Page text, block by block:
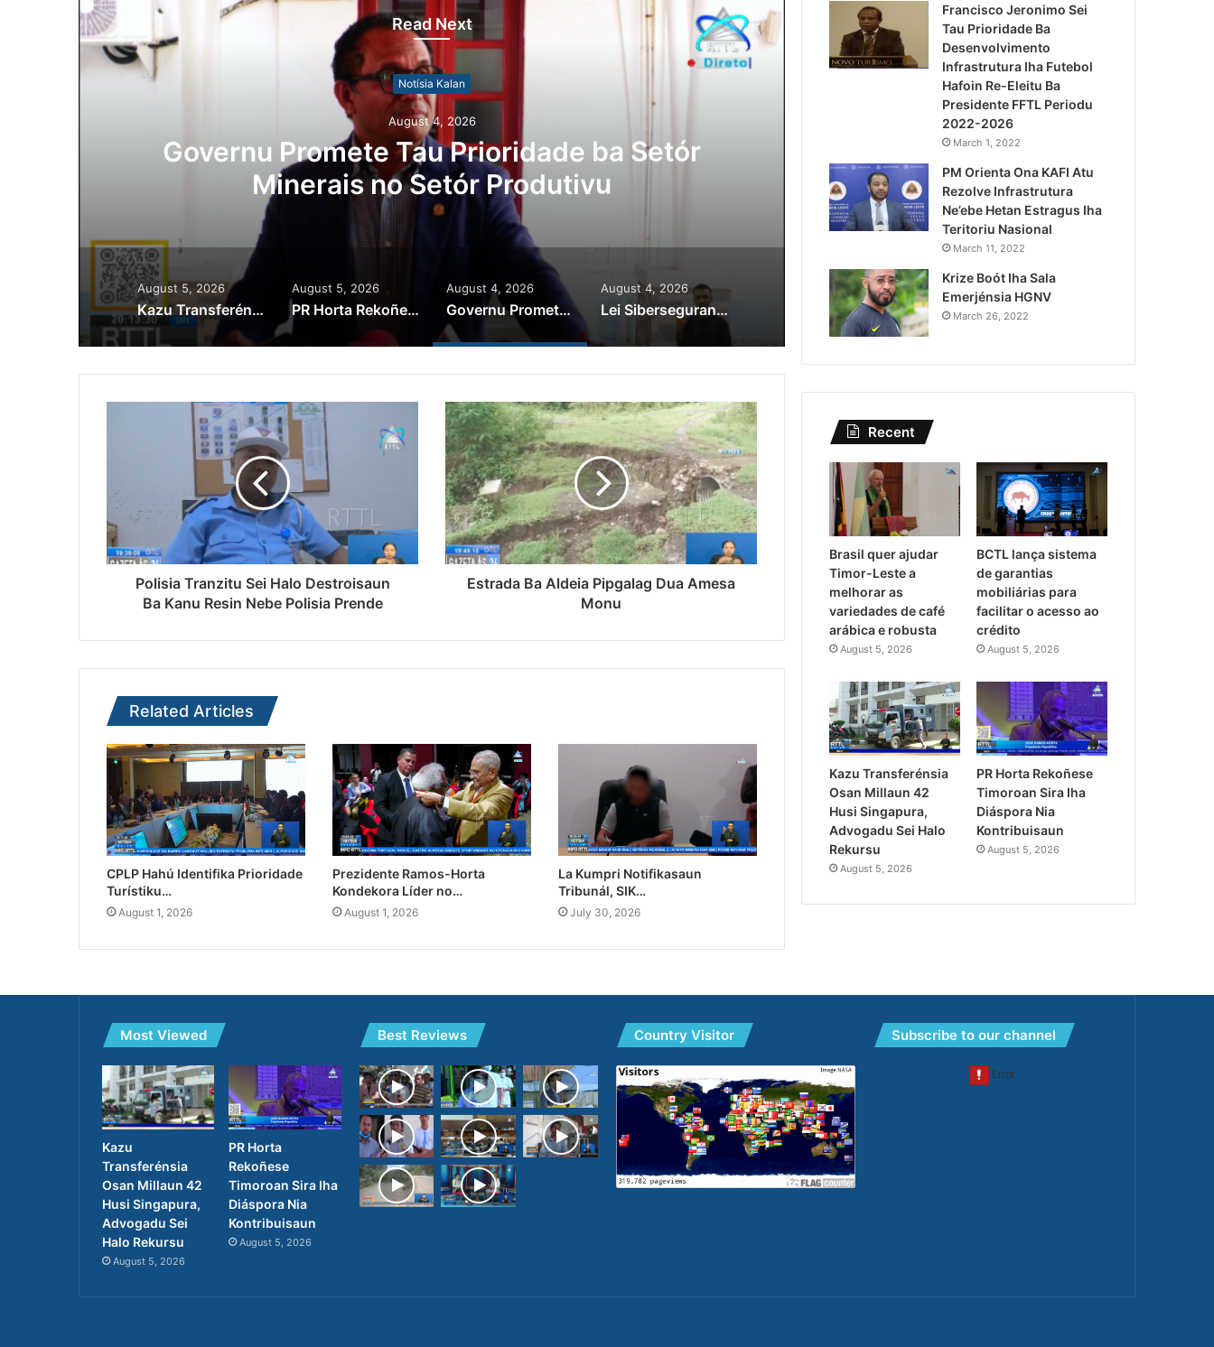
Read Next
Notísia Kalan
August 4, 2026
Governu Promete Tau Prioridade ba Setór
Minerais no Setór Produtivu
Lei Siberseguransa Ajuda
Kaptura Autór Kriminozu
Estranjeiru
August 5, 2026
Kazu Transferénsia Osan Millaun 42 Husi Singapura, Advogadu Sei Halo Rekursu
August 5, 2026
PR Horta Rekoñese Timoroan Sira Iha Diáspora Nia Kontribuisaun
August 4, 2026
Governu Promete Tau Prioridade ba Setór Minerais no Setór Produtivu
August 4, 2026
Lei Siberseguransa Ajuda Autoridade Polisiál Kaptura Autór Kriminozu ho Paradeiru Iha Estranjeiru
Polisia Tranzitu Sei Halo Destroisaun
Ba Kanu Resin Nebe Polisia Prende
Estrada Ba Aldeia Pipgalag Dua Amesa
Monu
Related Articles
CPLP Hahú Identifika Prioridade
Turístiku…
August 1, 2026
Prezidente Ramos-Horta
Kondekora Líder no…
August 1, 2026
La Kumpri Notifikasaun
Tribunál, SIK…
July 30, 2026
Francisco Jeronimo Sei
Tau Prioridade Ba
Desenvolvimento
Infrastrutura Iha Futebol
Hafoin Re-Eleitu Ba
Presidente FFTL Periodu
2022-2026
March 1, 2022
PM Orienta Ona KAFI Atu
Rezolve Infrastrutura
Ne’ebe Hetan Estragus Iha
Teritoriu Nasional
March 11, 2022
Krize Boót Iha Sala
Emerjénsia HGNV
March 26, 2022
Recent
Brasil quer ajudar
Timor-Leste a
melhorar as
variedades de café
arábica e robusta
August 5, 2026
BCTL lança sistema
de garantias
mobiliárias para
facilitar o acesso ao
crédito
August 5, 2026
Kazu Transferénsia
Osan Millaun 42
Husi Singapura,
Advogadu Sei Halo
Rekursu
August 5, 2026
PR Horta Rekoñese
Timoroan Sira Iha
Diáspora Nia
Kontribuisaun
August 5, 2026
Most Viewed
Kazu
Transferénsia
Osan Millaun 42
Husi Singapura,
Advogadu Sei
Halo Rekursu
August 5, 2026
PR Horta
Rekoñese
Timoroan Sira Iha
Diáspora Nia
Kontribuisaun
August 5, 2026
Best Reviews Country Visitor Subscribe to our channel